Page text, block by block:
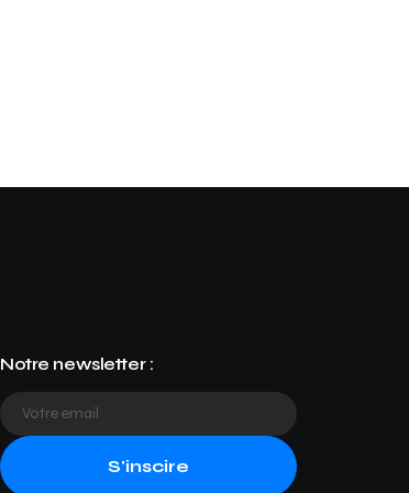
Notre newsletter :
S'inscire